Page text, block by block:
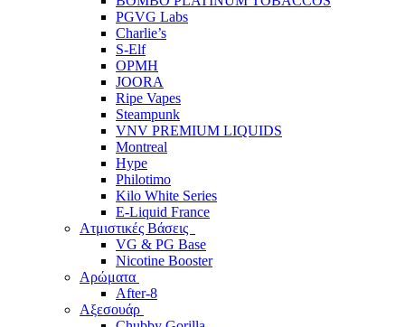
PGVG Labs
Charlie’s
S-Elf
OPMH
JOORA
Ripe Vapes
Steampunk
VNV PREMIUM LIQUIDS
Montreal
Hype
Philotimo
Kilo White Series
E-Liquid France
Ατμιστικές Βάσεις
VG & PG Base
Nicotine Booster
Αρώματα
After-8
Αξεσουάρ